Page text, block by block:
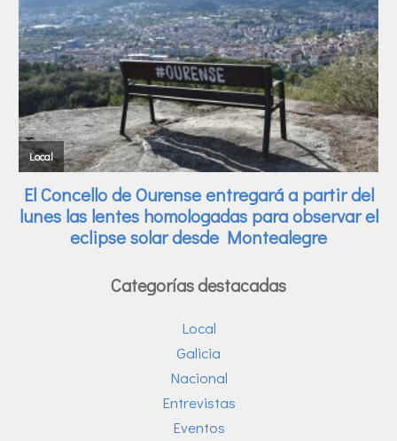
Categorías destacadas
Local
Galicia
Nacional
Entrevistas
Eventos